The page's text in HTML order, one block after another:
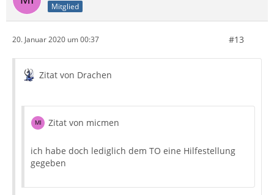
Mitglied
20. Januar 2020 um 00:37 #13
Zitat von Drachen
Zitat von micmen
ich habe doch lediglich dem TO eine Hilfestellung
gegeben